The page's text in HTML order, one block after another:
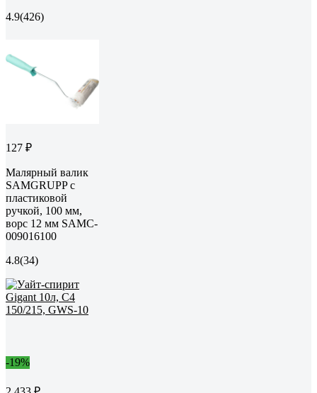
4.9(426)
127 ₽
Малярный валик
SAMGRUPP с
пластиковой
ручкой, 100 мм,
ворс 12 мм SAMC-
009016100
4.8(34)
-19%